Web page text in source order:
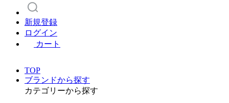
新規登録
ログイン
カート
TOP
ブランドから探す
カテゴリーから探す